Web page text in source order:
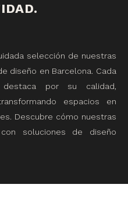
selección de nuestras
diseño en Barcelona. Cada
por su calidad,
espacios en
Descubre cómo nuestras
soluciones de diseño